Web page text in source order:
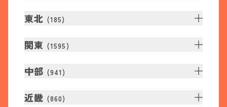
東北 (185)
関東 (1595 )
中部 (941 )
近畿 (860)